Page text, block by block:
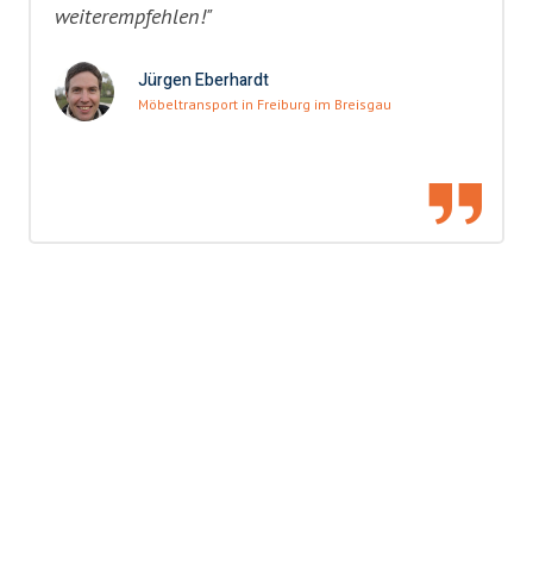
weiterempfehlen!"
Jürgen Eberhardt
Möbeltransport in Freiburg im Breisgau